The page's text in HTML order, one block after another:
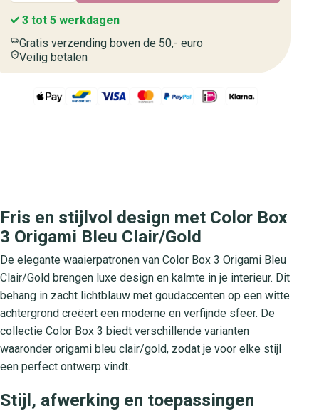
3 tot 5 werkdagen
Gratis verzending boven de 50,- euro
Veilig betalen
Fris en stijlvol design met Color Box
3 Origami Bleu Clair/Gold
De elegante waaierpatronen van Color Box 3 Origami Bleu
Clair/Gold brengen luxe design en kalmte in je interieur. Dit
behang in zacht lichtblauw met goudaccenten op een witte
achtergrond creëert een moderne en verfijnde sfeer. De
collectie Color Box 3 biedt verschillende varianten
waaronder origami bleu clair/gold, zodat je voor elke stijl
een perfect ontwerp vindt.
Stijl, afwerking en toepassingen